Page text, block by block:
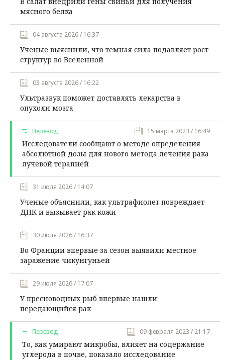
мясного белка
04 августа 2026 / 16:37
Ученые выяснили, что темная сила подавляет рост
структур во Вселенной
03 августа 2026 / 16:22
Ультразвук поможет доставлять лекарства в
опухоли мозга
Перевод 15 марта 2023 / 16:49
Исследователи сообщают о методе определения
абсолютной дозы для нового метода лечения рака
лучевой терапией
31 июля 2026 / 14:07
Ученые объяснили, как ультрафиолет повреждает
ДНК и вызывает рак кожи
30 июля 2026 / 16:37
Во Франции впервые за сезон выявили местное
заражение чикунгуньей
29 июля 2026 / 17:07
У пресноводных рыб впервые нашли
передающийся рак
Перевод 09 февраля 2023 / 21:17
То, как умирают микробы, влияет на содержание
углерода в почве, показало исследование